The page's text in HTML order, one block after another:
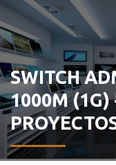
SWITCH
1000M (1G)